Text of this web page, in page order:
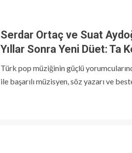
Serdar Ortaç ve Suat
Yıllar Sonra Yeni Düet: Ta
Türk pop müziğinin güçlü
ile başarılı müzisyen, söz yazarı ve